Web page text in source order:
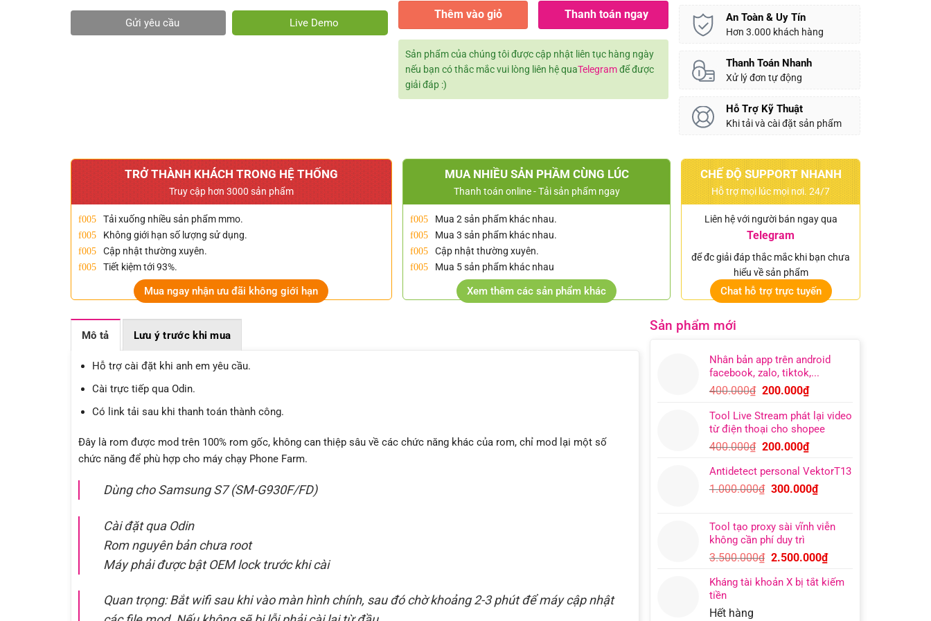
Gửi yêu cầu Live Demo
Thêm vào giỏ Thanh toán ngay
Sản phẩm của chúng tôi được cập nhật liên tục hàng ngày
nếu bạn có thắc mắc vui lòng liên hệ quaTelegramđể được
giải đáp :)
An Toàn & Uy Tín
Hơn 3.000 khách hàng
Thanh Toán Nhanh
Xử lý đơn tự động
Hỗ Trợ Kỹ Thuật
Khi tải và cài đặt sản phẩm
TRỞ THÀNH KHÁCH TRONG HỆ THỐNG
Truy cập hơn 3000 sản phẩm
Tải xuống nhiều sản phẩm mmo.
Không giới hạn số lượng sử dụng.
Cập nhật thường xuyên.
Tiết kiệm tới 93%.
Mua ngay nhận ưu đãi không giới hạn
MUA NHIỀU SẢN PHẦM CÙNG LÚC
Thanh toán online - Tải sản phẩm ngay
Mua 2 sản phẩm khác nhau.
Mua 3 sản phẩm khác nhau.
Cập nhật thường xuyên.
Mua 5 sản phẩm khác nhau
Xem thêm các sản phẩm khác
CHẾ ĐỘ SUPPORT NHANH
Hỗ trợ mọi lúc mọi nơi. 24/7
Liên hệ với người bán ngay qua
Telegram
để đc giải đáp thắc mắc khi bạn chưa
hiểu về sản phẩm
Chat hỗ trợ trực tuyến
Mô tả Lưu ý trước khi mua
Hỗ trợ cài đặt khi anh em yêu cầu.
Cài trực tiếp qua Odin.
Có link tải sau khi thanh toán thành công.
Đây là rom được mod trên 100% rom gốc, không can thiệp sâu về các chức năng khác của rom, chỉ mod lại một số
chức năng để phù hợp cho máy chạy Phone Farm.
Dùng cho Samsung S7 (SM-G930F/FD)
Cài đặt qua Odin
Rom nguyên bản chưa root
Máy phải được bật OEM lock trước khi cài
Quan trọng: Bắt wifi sau khi vào màn hình chính, sau đó chờ khoảng 2-3 phút để máy cập nhật
Sản phẩm mới
Nhân bản app trên android
facebook, zalo, tiktok,...
400.000₫ Giá
là:
400.000₫.
200.000₫Giá
tại
là:
200.000₫.
Tool Live Stream phát lại video
từ điện thoại cho shopee
400.000₫ Giá
là:
400.000₫.
200.000₫Giá
tại
là:
Antidetect personal VektorT13
1.000.000₫ Giá
1.000.000₫.
300.000₫Giá
là:
Tool tạo proxy sài vĩnh viễn
không cần phí duy trì
3.500.000₫ Giá
là:
2.500.000₫Giá
tại
Kháng tài khoản X bị tắt kiếm
tiền
Hết hàng